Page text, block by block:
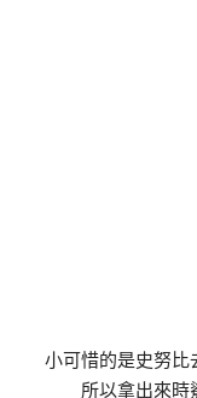
小可惜的是史努比
所以拿出來時